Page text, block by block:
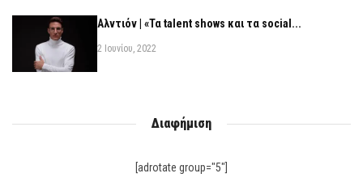
Αλντιόν | «Τα talent shows και τα social...
2 Ιουνίου, 2022
Διαφήμιση
[adrotate group="5"]